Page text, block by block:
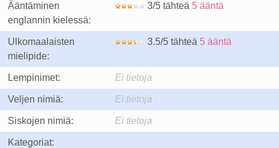
Ääntäminen
englannin kielessä:
3/5 tähteä 5 ääntä
Ulkomaalaisten
mielipide:
3.5/5 tähteä 5 ääntä
Lempinimet: Ei tietoja
Veljen nimiä: Ei tietoja
Siskojen nimiä: Ei tietoja
Kategoriat: